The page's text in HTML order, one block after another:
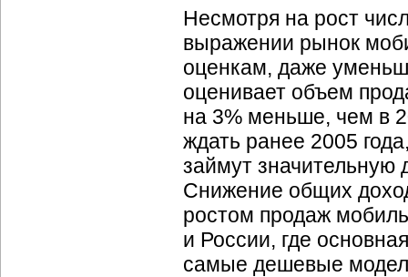
Несмотря на рост
выражении рынок
оценкам, даже
оценивает объем
на 3% меньше, чем в
ждать ранее 2005
займут
Снижение общих
ростом продаж
и России, где
самые дешевые